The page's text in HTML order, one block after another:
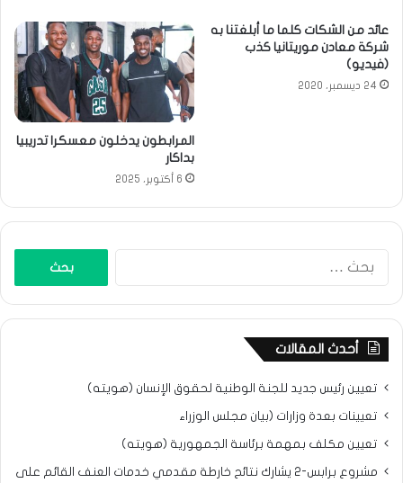
عائد من الشكات كلما ما أبلغتنا به
شركة معادن موريتانيا كذب
(فيديو)
24 ديسمبر، 2020
المرابطون يدخلون معسكرا تدريبيا
بداكار
6 أكتوبر، 2025
أحدث المقالات
تعيين رئيس جديد للجنة الوطنية لحقوق الإنسان (هويته)
تعيينات بعدة وزارات (بيان مجلس الوزراء
تعيين مكلف بمهمة برئاسة الجمهورية (هويته)
مشروع برابس-2 يشارك نتائح خارطة مقدمي خدمات العنف القائم على